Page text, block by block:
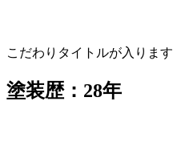
こだわりタイトルが入ります
塗装歴：28年